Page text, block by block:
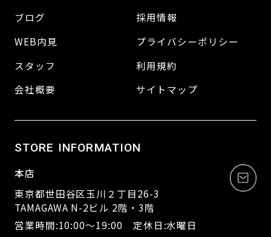
ブログ
WEB内見
スタッフ
会社概要
採用情報
プライバシーポリシー
利用規約
サイトマップ
STORE INFORMATION
本店
東京都世田谷区玉川２丁目26-3
TAMAGAWA N-2ビル 2階・3階
営業時間:10:00～19:00 定休日:水曜日